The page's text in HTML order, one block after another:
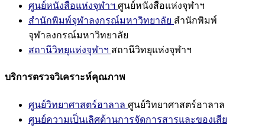
ศูนย์หนังสือแห่งจุฬาฯ ศูนย์หนังสือแห่งจุฬาฯ
สำนักพิมพ์จุฬาลงกรณ์มหาวิทยาลัย สำนักพิมพ์
จุฬาลงกรณ์มหาวิทยาลัย
สถานีวิทยุแห่งจุฬาฯ สถานีวิทยุแห่งจุฬาฯ
บริการตรวจวิเคราะห์คุณภาพ
ศูนย์วิทยาศาสตร์ฮาลาล ศูนย์วิทยาศาสตร์ฮาลาล
ศูนย์ความเป็นเลิศด้านการจัดการสารและของเสีย